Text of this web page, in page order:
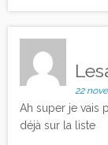
22
Ah super je vais
déjà sur la liste